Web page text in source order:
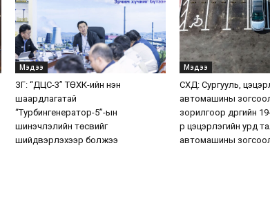
Мэдээ
ЗГ: “ДЦС-3” ТӨХК-ийн нэн
шаардлагатай
“Турбингенератор-5”-ын
шинэчлэлийн төсвийг
шийдвэрлэхээр болжээ
Мэдээ
СХД: Сургууль,
автомашины
зорилгоор дүүргийн
р цэцэрлэгийн урд
автомашины